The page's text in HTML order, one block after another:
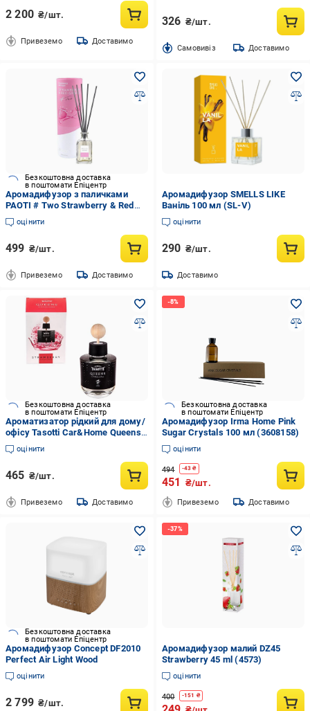
2 200 ₴/шт.
Привеземо Доставимо
326 ₴/шт.
Cамовивіз Доставимо
Безкоштовна доставка
в поштомати Епіцентр
Аромадифузор з паличками
PAOTI # Two Strawberry & Red
Grapes 100 мл (5060618295118)
оцінити
499 ₴/шт.
Привеземо Доставимо
Аромадифузор SMELLS LIKE
Ваніль 100 мл (SL-V)
оцінити
290 ₴/шт.
Доставимо
Безкоштовна доставка
в поштомати Епіцентр
Ароматизатор рідкий для дому/
офісу Tasotti Car&Home Queens
Strawberry 100 мл
оцінити
465 ₴/шт.
Привеземо Доставимо
Безкоштовна доставка
в поштомати Епіцентр
Аромадифузор Irma Home Pink
Sugar Crystals 100 мл (3608158)
оцінити
494 -43 ₴
451 ₴/шт.
Привеземо Доставимо
Безкоштовна доставка
в поштомати Епіцентр
Аромадифузор Concept DF2010
Perfect Air Light Wood
оцінити
2 799 ₴/шт.
Аромадифузор малий DZ45
Strawberry 45 ml (4573)
оцінити
400 -151 ₴